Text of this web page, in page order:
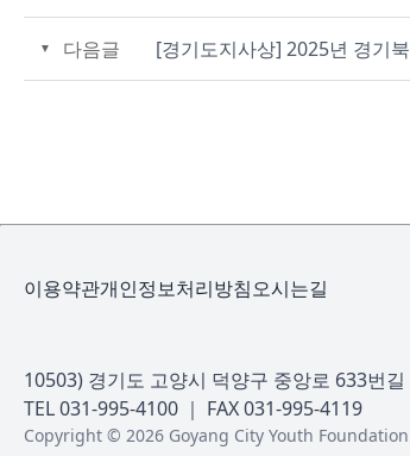
다음글 [경기도지사상] 2025년 경기
10503) 경기도 고양시 덕양구 중앙로 633번길
TEL 031-995-4100 ｜ FAX 031-995-4119
Copyright © 2026 Goyang City Youth
이용약관개인정보처리방침오시는길